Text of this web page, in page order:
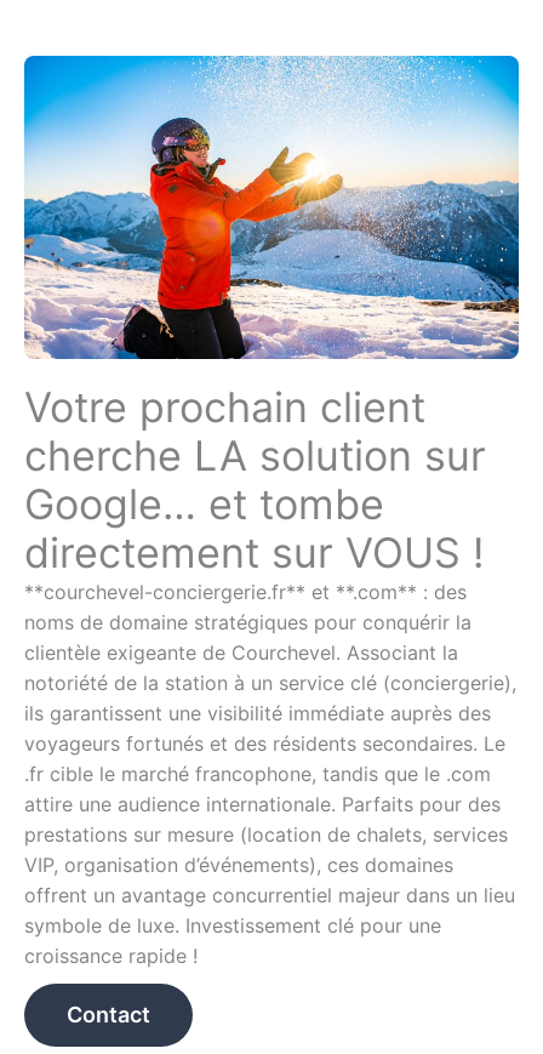
Votre prochain client
cherche LA solution sur
Google… et tombe
directement sur VOUS !
**courchevel-conciergerie.fr** et **.com** : des
noms de domaine stratégiques pour conquérir la
clientèle exigeante de Courchevel. Associant la
notoriété de la station à un service clé (conciergerie),
ils garantissent une visibilité immédiate auprès des
voyageurs fortunés et des résidents secondaires. Le
.fr cible le marché francophone, tandis que le .com
attire une audience internationale. Parfaits pour des
prestations sur mesure (location de chalets, services
VIP, organisation d’événements), ces domaines
offrent un avantage concurrentiel majeur dans un lieu
symbole de luxe. Investissement clé pour une
croissance rapide !
Contact